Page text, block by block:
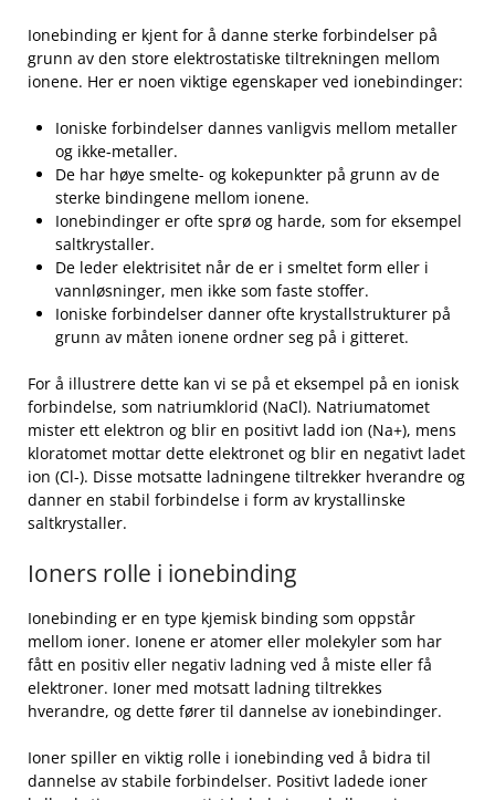
Ionebinding er kjent for ​å danne⁢ sterke forbindelser på
grunn av den store elektrostatiske tiltrekningen⁣ mellom‍
ionene. ⁢Her er noen viktige egenskaper ved ‌ionebindinger:
Ioniske forbindelser dannes vanligvis mellom metaller
og ikke-metaller.
De ⁢har⁤ høye smelte- og kokepunkter på grunn ​av ​de
sterke bindingene mellom ionene.
Ionebindinger er⁤ ofte sprø⁤ og harde, som for⁣ eksempel⁤
saltkrystaller.
De leder elektrisitet når de er i smeltet form⁤ eller i
vannløsninger, men⁣ ikke⁢ som faste stoffer.
Ioniske forbindelser ‌danner ofte krystallstrukturer på
grunn av måten ionene ordner seg⁣ på⁤ i gitteret.
For å illustrere dette kan vi se på et eksempel på en ionisk
forbindelse, som natriumklorid (NaCl). ‌Natriumatomet
mister ett elektron og ‌blir en ‌positivt ⁣ladd ion (Na+),‌ mens
kloratomet mottar dette elektronet ​og ⁣blir en negativt ⁤ladet
ion (Cl-). Disse motsatte ladningene ⁤tiltrekker hverandre ⁤og
⁤danner‍ en⁣ stabil forbindelse i form av krystallinske
saltkrystaller.
Ioners rolle i ​ionebinding
Ionebinding er en type kjemisk binding som⁤ oppstår
mellom‌ ioner. Ionene er atomer ⁣eller molekyler som har
fått‍ en positiv eller negativ ladning ved å miste eller få
elektroner. Ioner med motsatt ladning⁣ tiltrekkes
hverandre, og dette fører til dannelse av ionebindinger.
Ioner spiller en viktig ⁤rolle i ionebinding ved å bidra til
dannelse av⁢ stabile forbindelser. Positivt ladede ioner